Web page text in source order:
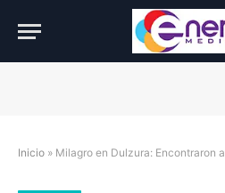
Inicio » Milagro en Dulzura: Encontraron